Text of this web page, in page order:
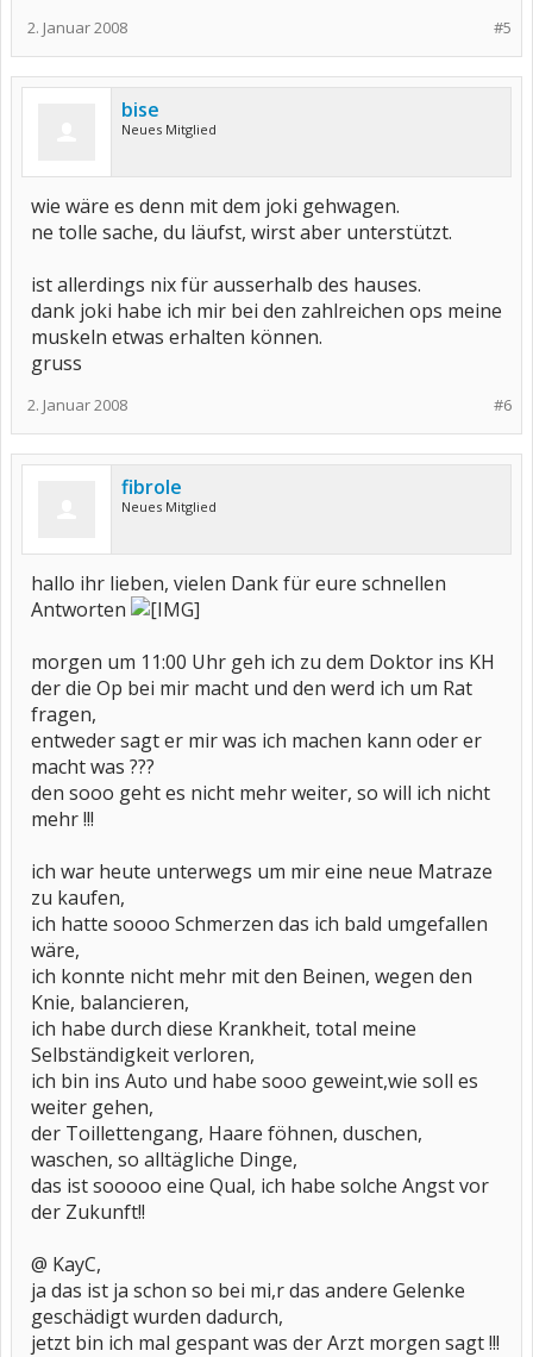
#5
2. Januar 2008
bise
Neues Mitglied
wie wäre es denn mit dem joki gehwagen.
ne tolle sache, du läufst, wirst aber unterstützt.
ist allerdings nix für ausserhalb des hauses.
dank joki habe ich mir bei den zahlreichen ops meine
muskeln etwas erhalten können.
gruss
#6
2. Januar 2008
fibrole
Neues Mitglied
hallo ihr lieben, vielen Dank für eure schnellen
Antworten
morgen um 11:00 Uhr geh ich zu dem Doktor ins KH
der die Op bei mir macht und den werd ich um Rat
fragen,
entweder sagt er mir was ich machen kann oder er
macht was ???
den sooo geht es nicht mehr weiter, so will ich nicht
mehr !!!
ich war heute unterwegs um mir eine neue Matraze
zu kaufen,
ich hatte soooo Schmerzen das ich bald umgefallen
wäre,
ich konnte nicht mehr mit den Beinen, wegen den
Knie, balancieren,
ich habe durch diese Krankheit, total meine
Selbständigkeit verloren,
ich bin ins Auto und habe sooo geweint,wie soll es
weiter gehen,
der Toillettengang, Haare föhnen, duschen,
waschen, so alltägliche Dinge,
das ist sooooo eine Qual, ich habe solche Angst vor
der Zukunft!!
@ KayC,
ja das ist ja schon so bei mi,r das andere Gelenke
geschädigt wurden dadurch,
jetzt bin ich mal gespant was der Arzt morgen sagt !!!